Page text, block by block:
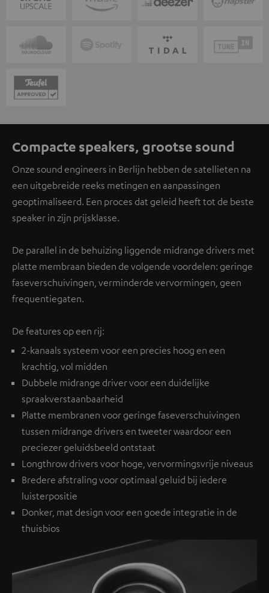
Compacte speakers, grootse sound
Onze sound engineers in Berlijn hebben de satellieten na
een uitgebreide reeks metingen en aanpassingen
geoptimaliseerd. Een proces dat geleid heeft tot de beste
speaker in zijn prijsklasse.
De parallel in de behuizing liggende midrange drivers met
platte membraan bieden de volgende voordelen: geringe
faseverschuivingen, verminderde vervormingen, geen
frequentiegaten.
De features op een rij:
2-kanaals systeem voor een precies hoog en een
krachtig, vol midden
Dubbele midrange driver voor een duidelijke
spraakverstaanbaarheid
Platte membranen voor geringe faseverschuivingen
tussen midrange drivers en tweeter waardoor een
preciezer geluidsbeeld ontstaat
Longthrow drivers voor hoge, vervormingsvrije niveaus
Bredere afstraling voor optimaal geluid bij iedere
luisterpositie
Donker, mat design voor een goede integratie in de
thuisbios